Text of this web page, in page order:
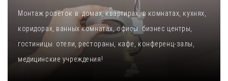
Монтаж розеток в: домах, квартирах, в комнатах, кухнях,
коридорах, ванных комнатах, офисы. бизнес центры,
гостиницы. отели, рестораны, кафе, конференц-залы,
медицинские учреждения!